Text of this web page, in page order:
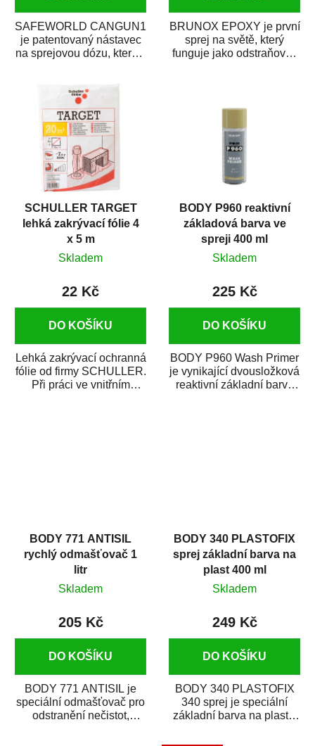
SAFEWORLD CANGUN1
je patentovaný nástavec
na sprejovou dózu, který ji
BRUNOX EPOXY je první
sprej na světě, který
funguje jako odstraňovač
SCHULLER TARGET
lehká zakrývací fólie 4
x 5 m
Skladem
22 Kč
DO KOŠÍKU
Lehká zakrývací ochranná
fólie od firmy SCHULLER.
Při práci ve vnitřním
BODY P960 reaktivní
základová barva ve
spreji 400 ml
Skladem
225 Kč
DO KOŠÍKU
BODY P960 Wash Primer
je vynikající dvousložková
reaktivní základní barva
BODY 771 ANTISIL
rychlý odmašťovač 1
litr
Skladem
205 Kč
DO KOŠÍKU
BODY 771 ANTISIL je
speciální odmašťovač pro
odstranění nečistot,
BODY 340 PLASTOFIX
sprej základní barva na
plast 400 ml
Skladem
249 Kč
DO KOŠÍKU
BODY 340 PLASTOFIX
340 sprej je speciální
základní barva na plasty,
vrchních...